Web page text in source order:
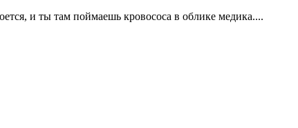
и ты там поймаешь кровососа в облике медика....